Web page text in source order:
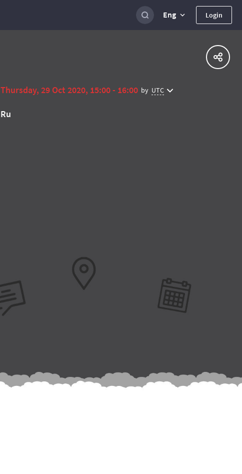
Eng Login
Thursday, 29 Oct 2020, 15:00 - 16:00 by UTC
Ru